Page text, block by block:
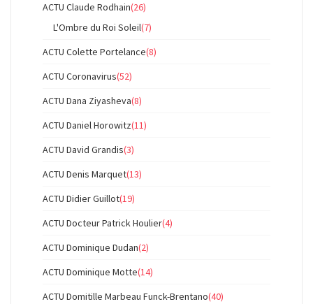
ACTU Claude Rodhain(26)
L'Ombre du Roi Soleil(7)
ACTU Colette Portelance(8)
ACTU Coronavirus(52)
ACTU Dana Ziyasheva(8)
ACTU Daniel Horowitz(11)
ACTU David Grandis(3)
ACTU Denis Marquet(13)
ACTU Didier Guillot(19)
ACTU Docteur Patrick Houlier(4)
ACTU Dominique Dudan(2)
ACTU Dominique Motte(14)
ACTU Domitille Marbeau Funck-Brentano(40)